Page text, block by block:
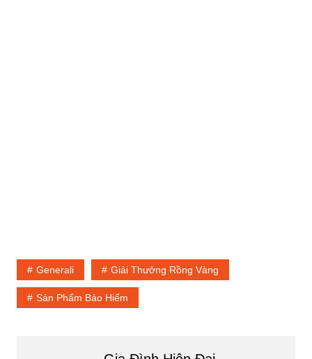
Generali Giải Thưởng Rồng Vàng
Sản Phẩm Bảo Hiểm